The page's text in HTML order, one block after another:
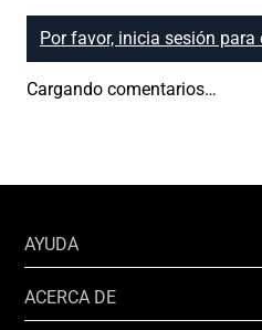
Por favor, inicia sesión
Cargando comentarios…
AYUDA
ACERCA DE